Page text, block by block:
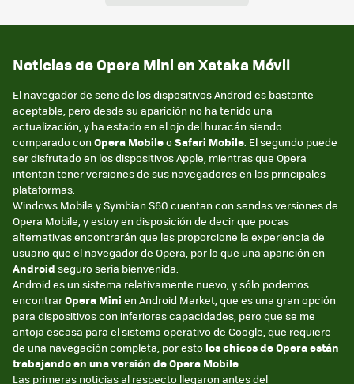
Noticias de Opera Mini en Xataka Móvil
El navegador de serie de los dispositivos Android es bastante
aceptable, pero desde su aparición no ha tenido una
actualización, y ha estado en el ojo del huracán siendo
comparado con Opera MobileoSafari Mobile. El segundo puede
ser disfrutado en los dispositivos Apple, mientras que Opera
intentan tener versiones de sus navegadores en las principales
plataformas.
Windows Mobile y Symbian S60 cuentan con sendas versiones de
Opera Mobile, y estoy en disposición de decir que pocas
alternativas encontrarán que les proporcione la experiencia de
usuario que el navegador de Opera, por lo que una aparición en
Android seguro sería bienvenida.
Android es un sistema relativamente nuevo, y sólo podemos
encontrarOpera Mini en Android Market, que es una gran opción
para dispositivos con inferiores capacidades, pero que se me
antoja escasa para el sistema operativo de Google, que requiere
de una navegación completa, por estolos chicos de Opera están
trabajando en una versión de Opera Mobile.
Las primeras noticias al respecto llegaron antes del